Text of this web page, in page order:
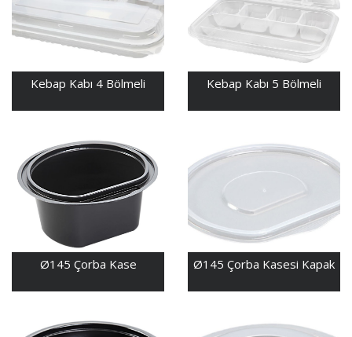
Kebap Kabı 4 Bölmeli Kebap Kabı 5 Bölmeli
Ø145 Çorba Kase Ø145 Çorba Kasesi Kapak